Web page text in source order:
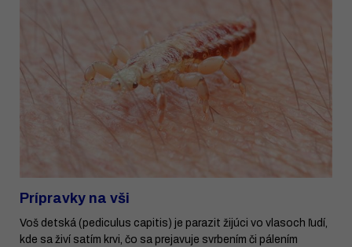
Prípravky na vši
Voš detská (pediculus capitis) je parazit žijúci vo vlasoch ľudí,
kde sa živí satím krvi, čo sa prejavuje svrbením či pálením